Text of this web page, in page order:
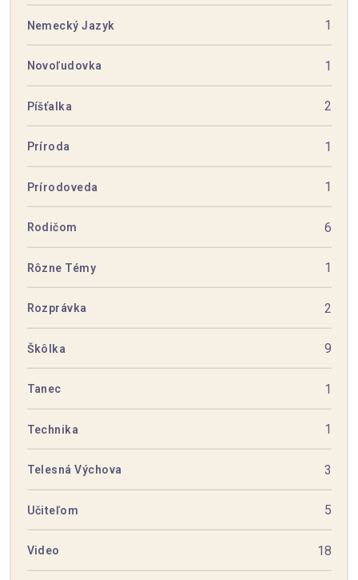
Nemecký Jazyk 1
Novoľudovka 1
Píšťalka 2
Príroda 1
Prírodoveda 1
Rodičom 6
Rôzne Témy 1
Rozprávka 2
Škôlka 9
Tanec 1
Technika 1
Telesná Výchova 3
Učiteľom 5
Video 18